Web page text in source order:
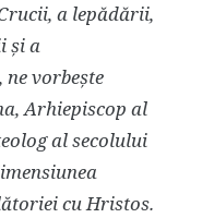
a lepădării,
și a
vorbește
Arhiepiscop al
al secolului
cu Hristos.